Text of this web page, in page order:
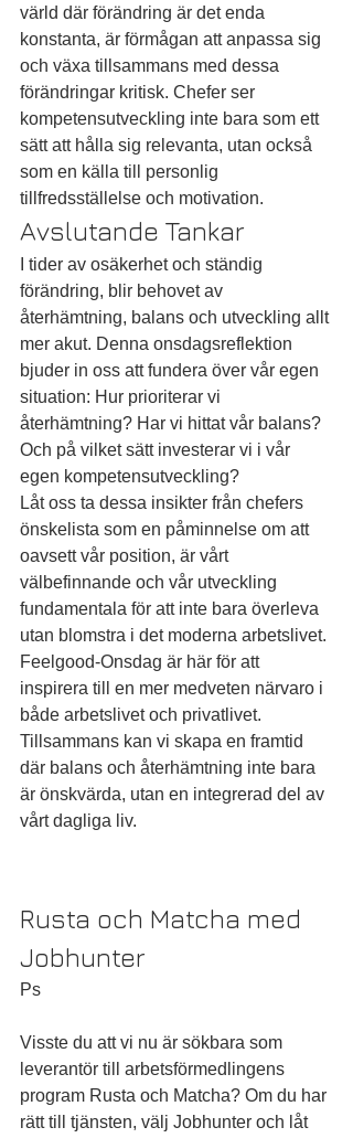
värld där förändring är det enda
konstanta, är förmågan att anpassa sig
och växa tillsammans med dessa
förändringar kritisk. Chefer ser
kompetensutveckling inte bara som ett
sätt att hålla sig relevanta, utan också
som en källa till personlig
tillfredsställelse och motivation.
Avslutande Tankar
I tider av osäkerhet och ständig
förändring, blir behovet av
återhämtning, balans och utveckling allt
mer akut. Denna onsdagsreflektion
bjuder in oss att fundera över vår egen
situation: Hur prioriterar vi
återhämtning? Har vi hittat vår balans?
Och på vilket sätt investerar vi i vår
egen kompetensutveckling?
Låt oss ta dessa insikter från chefers
önskelista som en påminnelse om att
oavsett vår position, är vårt
välbefinnande och vår utveckling
fundamentala för att inte bara överleva
utan blomstra i det moderna arbetslivet.
Feelgood-Onsdag är här för att
inspirera till en mer medveten närvaro i
både arbetslivet och privatlivet.
Tillsammans kan vi skapa en framtid
där balans och återhämtning inte bara
är önskvärda, utan en integrerad del av
vårt dagliga liv.
Rusta och Matcha med
Jobhunter
Ps
Visste du att vi nu är sökbara som
leverantör till arbetsförmedlingens
program Rusta och Matcha? Om du har
rätt till tjänsten, välj Jobhunter och låt